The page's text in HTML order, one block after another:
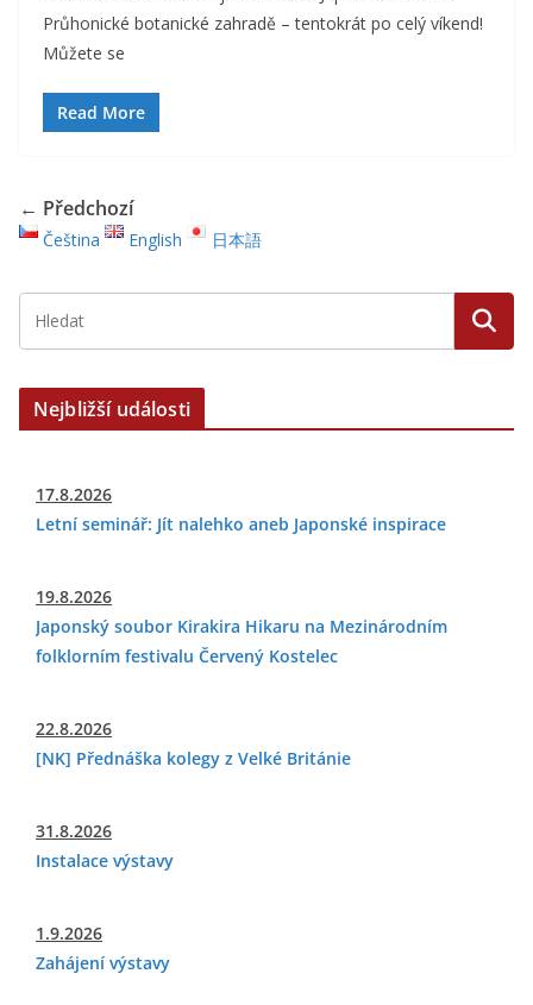
Průhonické botanické zahradě – tentokrát po celý víkend!
Můžete se
Read More
← Předchozí
Čeština English 日本語
Nejbližší události
17.8.2026
Letní seminář: Jít nalehko aneb Japonské inspirace
19.8.2026
Japonský soubor Kirakira Hikaru na Mezinárodním
folklorním festivalu Červený Kostelec
22.8.2026
[NK] Přednáška kolegy z Velké Británie
31.8.2026
Instalace výstavy
1.9.2026
Zahájení výstavy